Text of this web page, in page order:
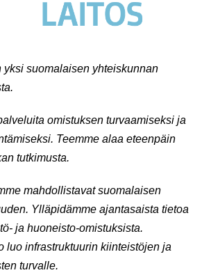
yksi suomalaisen yhteiskunnan
omistuksen turvaamiseksi ja
Teemme alaa eteenpäin
tutkimusta.
mahdollistavat suomalaisen
Ylläpidämme ajantasaista tietoa
ja huoneisto-omistuksista.
luo infrastruktuurin kiinteistöjen ja
turvalle.